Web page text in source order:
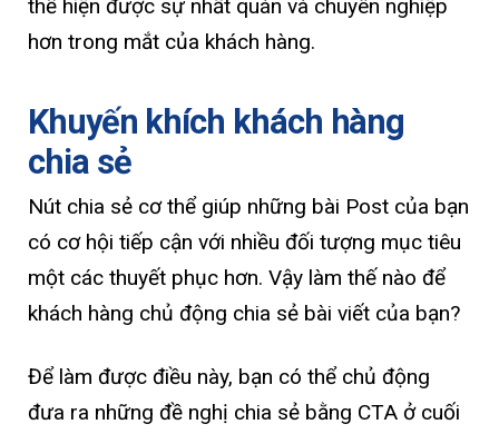
thể hiện được sự nhất quán và chuyên nghiệp
hơn trong mắt của khách hàng.
Khuyến khích khách hàng
chia sẻ
Nút chia sẻ cơ thể giúp những bài Post của bạn
có cơ hội tiếp cận với nhiều đối tượng mục tiêu
một các thuyết phục hơn. Vậy làm thế nào để
khách hàng chủ động chia sẻ bài viết của bạn?
Để làm được điều này, bạn có thể chủ động
đưa ra những đề nghị chia sẻ bằng CTA ở cuối